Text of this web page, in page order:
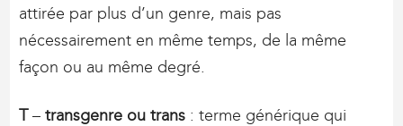
attirée par plus d’un genre, mais pas
nécessairement en même temps, de la même
façon ou au même degré.
T–transgenre ou trans : terme générique qui